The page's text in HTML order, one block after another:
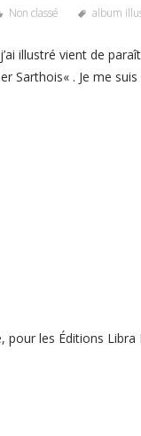
Non classé album
illustré vient de
Sarthois« . Je me
pour les Éditions